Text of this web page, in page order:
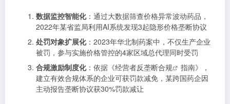
数据监控智能化：通过大数据筛查价格异常波动药品，
2022年某省监局利用AI系统发现3起隐形价格垄断协议
处罚对象扩展化：2023年华北制药案中，不仅生产企业
被罚，参与实施价格管控的4家区域总代理同时受罚
合规激励制度化：依据《经营者反垄断合规
指南》，
建立有效合规体系的企业可获罚款减免，某跨国药企因
主动报告垄断协议获30%罚款减让